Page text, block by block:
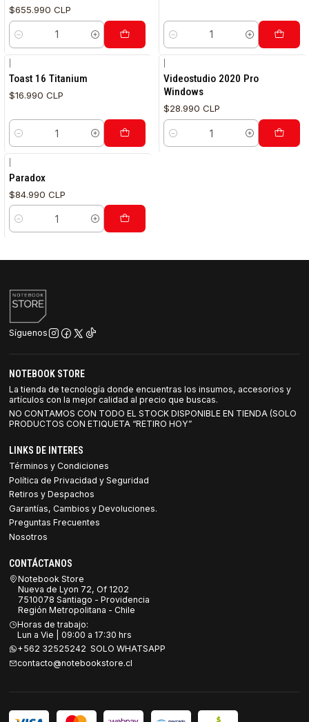
$655.990 CLP
Cantidad Cantidad
Toast 16 Titanium
$16.990 CLP
Cantidad
Videostudio 2020 Pro
Windows
$28.990 CLP
Cantidad
Paradox
$84.990 CLP
Cantidad
Síguenos
NOTEBOOK STORE
La tienda de tecnología donde encuentras los insumos, accesorios y
artículos con la mejor calidad al precio que buscas.
NO CONTAMOS CON TODO EL STOCK DISPONIBLE EN TIENDA (SOLO
PRODUCTOS CON ETIQUETA “RETIRO HOY”
LINKS DE INTERES
Términos y Condiciones
Política de Privacidad y Seguridad
Retiros y Despachos
Garantías, Cambios y Devoluciones.
Preguntas Frecuentes
Nosotros
CONTÁCTANOS
Notebook Store
Nueva de Lyon 72, Of 1202
7510078 Santiago - Providencia
Región Metropolitana - Chile
Horas de trabajo:
Lun a Vie | 09:00 a 17:30 hrs
+562 32525242 SOLO WHATSAPP
contacto@notebookstore.cl